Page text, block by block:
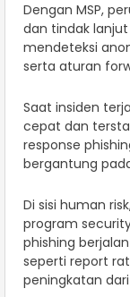
Dengan MSP,
dan tindak
mendeteksi
serta aturan
Saat insiden
cepat dan
response
bergantung
Di sisi human
program
phishing
seperti report
peningkatan